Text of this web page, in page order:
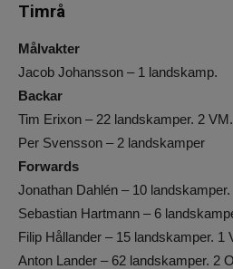
Timrå
Målvakter
Jacob Johansson – 1 landskamp.
Backar
Tim Erixon – 22 landskamper. 2 VM.
Per Svensson – 2 landskamper
Forwards
Jonathan Dahlén – 10 landskamper.
Sebastian Hartmann – 6
Filip Hållander – 15 landskamper. 1
Anton Lander – 62 landskamper. 2